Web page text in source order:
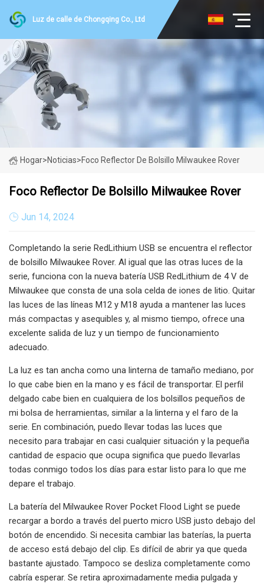
Luz de calle de Chongqing Co., Ltd
Hogar>Noticias>Foco Reflector De Bolsillo Milwaukee Rover
Foco Reflector De Bolsillo Milwaukee Rover
Jun 14, 2024
Completando la serie RedLithium USB se encuentra el reflector
de bolsillo Milwaukee Rover. Al igual que las otras luces de la
serie, funciona con la nueva batería USB RedLithium de 4 V de
Milwaukee que consta de una sola celda de iones de litio. Quitar
las luces de las líneas M12 y M18 ayuda a mantener las luces
más compactas y asequibles y, al mismo tiempo, ofrece una
excelente salida de luz y un tiempo de funcionamiento
adecuado.
La luz es tan ancha como una linterna de tamaño mediano, por
lo que cabe bien en la mano y es fácil de transportar. El perfil
delgado cabe bien en cualquiera de los bolsillos pequeños de
mi bolsa de herramientas, similar a la linterna y el faro de la
serie. En combinación, puedo llevar todas las luces que
necesito para trabajar en casi cualquier situación y la pequeña
cantidad de espacio que ocupa significa que puedo llevarlas
todas conmigo todos los días para estar listo para lo que me
depare el trabajo.
La batería del Milwaukee Rover Pocket Flood Light se puede
recargar a bordo a través del puerto micro USB justo debajo del
botón de encendido. Si necesita cambiar las baterías, la puerta
de acceso está debajo del clip. Es difícil de abrir ya que queda
bastante ajustado. Tampoco se desliza completamente como
cabría esperar. Se retira aproximadamente media pulgada y